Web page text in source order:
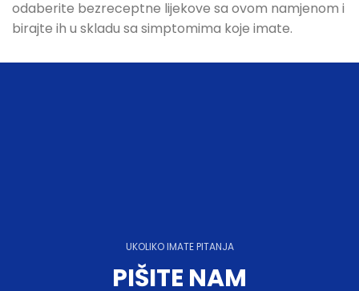
odaberite bezreceptne lijekove sa ovom namjenom i
birajte ih u skladu sa simptomima koje imate.
UKOLIKO IMATE PITANJA
PIŠITE NAM